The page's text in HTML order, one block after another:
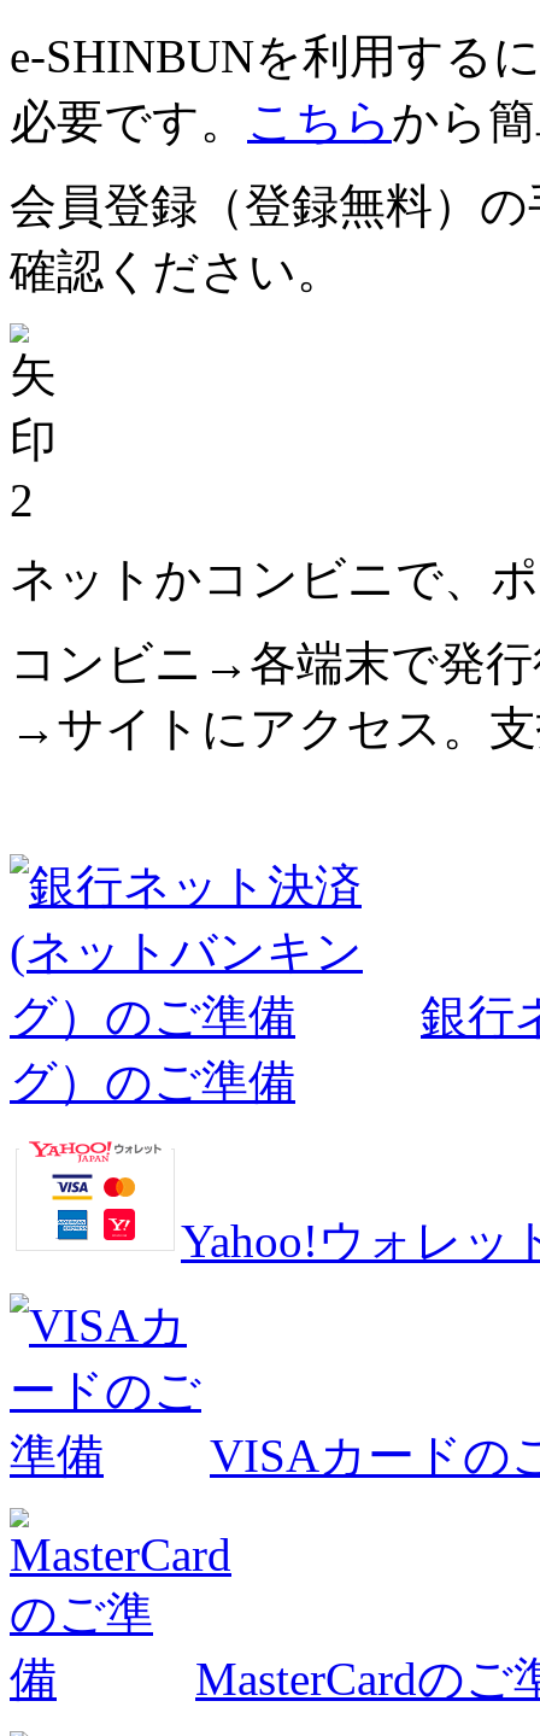
e-SHINBUNを利用する
必要です。 こちらから
会員登録（登録無料）
確認ください。
2
ネットかコンビニで、
コンビニ→各端末で発
→サイトにアクセス。
銀行
グ）のご準備
Yahoo!ウォレッ
VISAカードの
MasterCardのご